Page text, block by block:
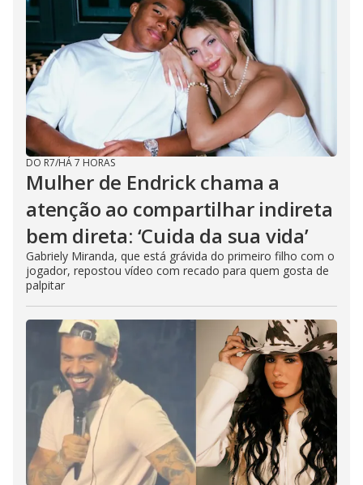
e
o
DO R7/HÁ 7 HORAS
Mulher de Endrick chama a
atenção ao compartilhar indireta
bem direta: ‘Cuida da sua vida’
Gabriely Miranda, que está grávida do primeiro filho com o
jogador, repostou vídeo com recado para quem gosta de
palpitar